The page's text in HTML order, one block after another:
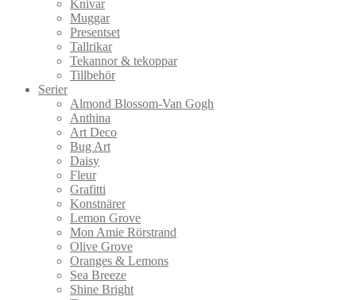
Knivar
Muggar
Presentset
Tallrikar
Tekannor & tekoppar
Tillbehör
Serier
Almond Blossom-Van Gogh
Anthina
Art Deco
Bug Art
Daisy
Fleur
Grafitti
Konstnärer
Lemon Grove
Mon Amie Rörstrand
Olive Grove
Oranges & Lemons
Sea Breeze
Shine Bright